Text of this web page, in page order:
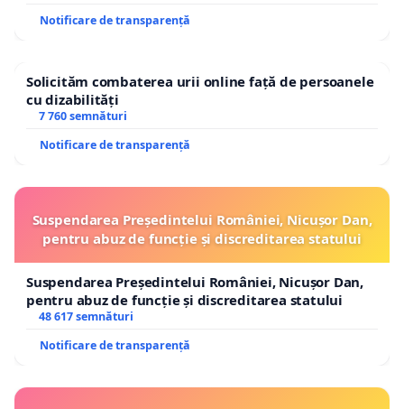
Notificare de transparență
Solicităm combaterea urii online față de persoanele
cu dizabilități
7 760 semnături
Notificare de transparență
Suspendarea Președintelui României, Nicușor Dan,
pentru abuz de funcție și discreditarea statului
Suspendarea Președintelui României, Nicușor Dan,
pentru abuz de funcție și discreditarea statului
48 617 semnături
Notificare de transparență